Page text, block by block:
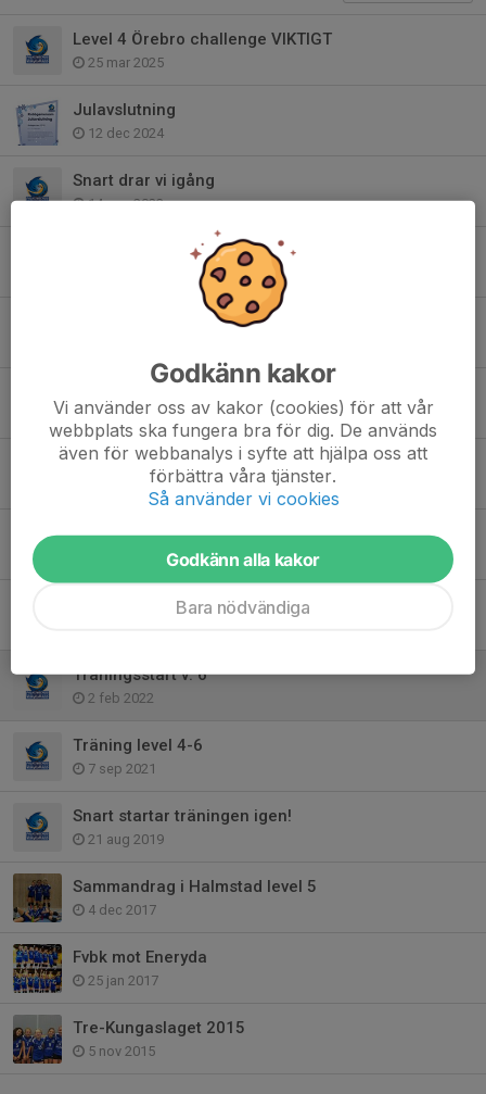
Level 4 Örebro challenge VIKTIGT
25 mar 2025
Julavslutning
12 dec 2024
Snart drar vi igång
14 aug 2023
Sommaruppehåll
Gränsfejden i Ängelholm!
7 feb 2023
Träningsstart 22/23
17 aug 2022
Beachträning i juli - uppdaterad
Sista träningsveckan
Träningsstart v. 6
2 feb 2022
Träning level 4-6
7 sep 2021
Snart startar träningen igen!
21 aug 2019
Sammandrag i Halmstad level 5
4 dec 2017
Fvbk mot Eneryda
25 jan 2017
Tre-Kungaslaget 2015
5 nov 2015
Godkänn kakor
Vi använder oss av kakor (cookies) för att vår
webbplats ska fungera bra för dig. De används
även för webbanalys i syfte att hjälpa oss att
förbättra våra tjänster.
Så använder vi cookies
Godkänn alla kakor
Bara nödvändiga